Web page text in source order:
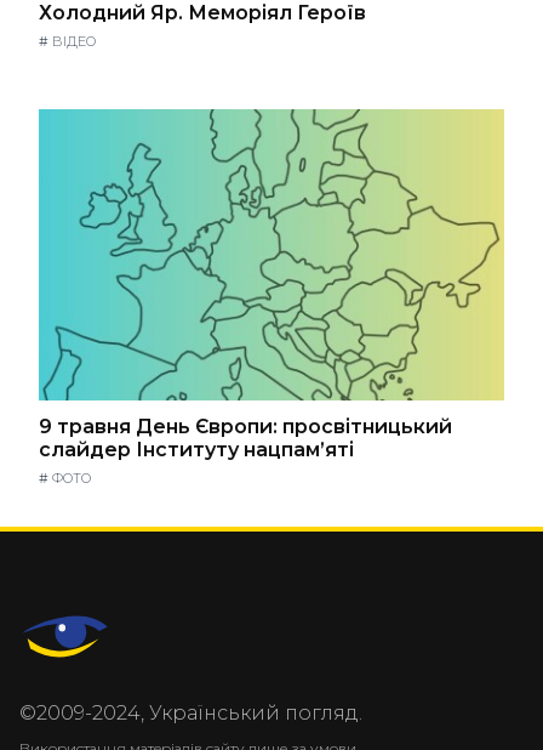
Холодний Яр. Меморіял Героїв
# ВІДЕО
9 травня День Європи: просвітницький
слайдер Інституту нацпам’яті
# ФОТО
©2009-2024, Український погляд.